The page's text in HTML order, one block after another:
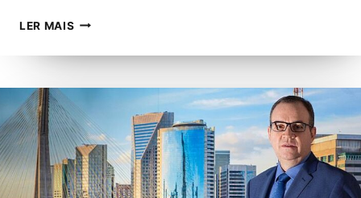
LER MAIS AUTOESTIMA
DA
ESPECIALISTA
COMO
A
FORMA
DE
SE